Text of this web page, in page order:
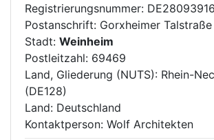
Registrierungsnummer:
Postanschrift: Gorxheimer
Stadt: Weinheim
Postleitzahl: 69469
Land, Gliederung (NUTS): Rhein-
(DE128)
Land: Deutschland
Kontaktperson: Wolf Architekten